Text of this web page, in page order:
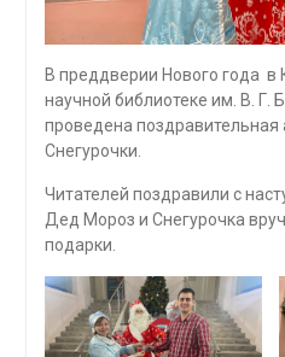
В преддверии Нового года в
научной библиотеке им. В. Г.
проведена
Снегурочки.
Читателей поздравили с
Дед Мороз и Снегурочка
подарки.